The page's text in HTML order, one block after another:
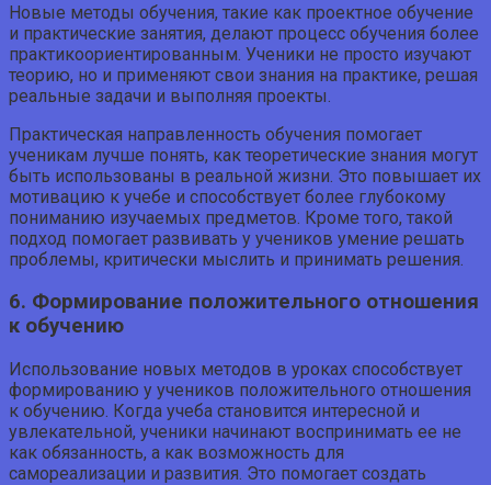
Новые методы обучения, такие как проектное обучение
и практические занятия, делают процесс обучения более
практикоориентированным. Ученики не просто изучают
теорию, но и применяют свои знания на практике, решая
реальные задачи и выполняя проекты.
Практическая направленность обучения помогает
ученикам лучше понять, как теоретические знания могут
быть использованы в реальной жизни. Это повышает их
мотивацию к учебе и способствует более глубокому
пониманию изучаемых предметов. Кроме того, такой
подход помогает развивать у учеников умение решать
проблемы, критически мыслить и принимать решения.
6. Формирование положительного отношения
к обучению
Использование новых методов в уроках способствует
формированию у учеников положительного отношения
к обучению. Когда учеба становится интересной и
увлекательной, ученики начинают воспринимать ее не
как обязанность, а как возможность для
самореализации и развития. Это помогает создать